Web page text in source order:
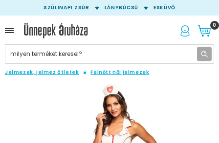
SZÜLINAPI ZSÚR LÁNYBÚCSÚ ESKÜVŐ
0
Jelmezek, jelmez ötletek Felnőtt női jelmezek